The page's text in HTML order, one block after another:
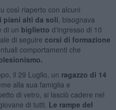
così riaperto con alcuni
piani alti da soli , bisognava
di un biglietto d'ingresso di 10
di seguire corsi di formazione
comportamenti che
il 29 Luglio, un ragazzo di 14
alla sua famiglia e
di vetro, si lasciò cadere nel
di tutti. Le rampe deI